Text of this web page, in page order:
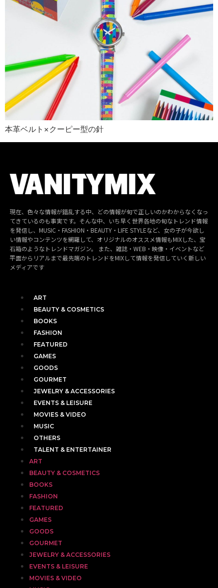
本革ベルト×クーピー型の針
現在、色々な情報が錯乱する中、どの情報が旬で正しいのかわからなくなっ
てきているのも事実です。そんな中、いち早く世界各地の旬なトレンド情報
を発信し、MUSIC・FASHION・BEAUTY・LIFE STYLEなど、女の子が今欲し
い情報やコンテンツを網羅して、オリジナルのオススメ情報もMIXした、宝
石箱のようなトレンドマガジン。 また、雑誌・WEB・映像・イベントなど
平面からリアルまで最先端のトレンドをMIXして情報を発信していく新しい
メディアです
ART
BEAUTY & COSMETICS
BOOKS
FASHION
FEATURED
GAMES
GOODS
GOURMET
JEWELRY & ACCESSORIES
EVENTS & LEISURE
MOVIES & VIDEO
MUSIC
OTHERS
TALENT & ENTERTAINER
ART
BEAUTY & COSMETICS
BOOKS
FASHION
FEATURED
GAMES
GOODS
GOURMET
JEWELRY & ACCESSORIES
EVENTS & LEISURE
MOVIES & VIDEO